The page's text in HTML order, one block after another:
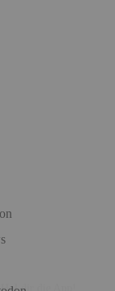
Hol dir die App!